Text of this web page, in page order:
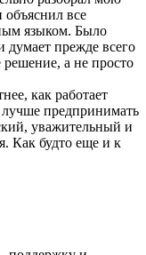
все
языком. Было
думает прежде всего
а не просто
как работает
лучше предпринимать
уважительный и
Как будто еще и к